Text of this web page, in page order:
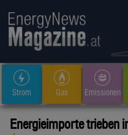
Strom Gas Emissionen
Energieimporte trieben